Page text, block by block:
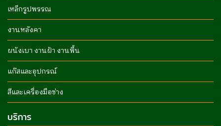
เหล็กรูปพรรณ
งานหลังคา
ผนังเบา งานฝ้า งานพื้น
แก๊สและอุปกรณ์
สีและเครื่องมือช่าง
บริการ